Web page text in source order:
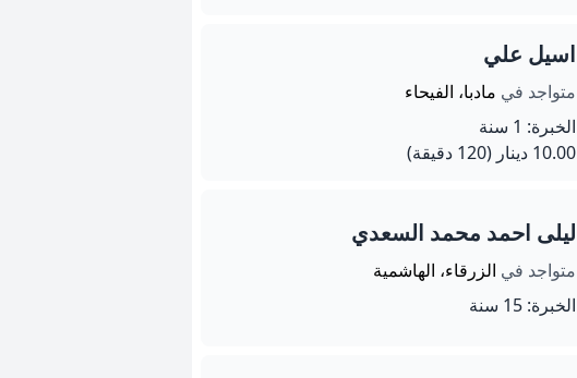
اسيل علي
متواجد في مادبا، الفيحاء
الخبرة: 1 سنة
10.00 دينار
(120 دقيقة)
ليلى احمد محمد السعدي
متواجد في الزرقاء، الهاشمية
الخبرة: 15 سنة